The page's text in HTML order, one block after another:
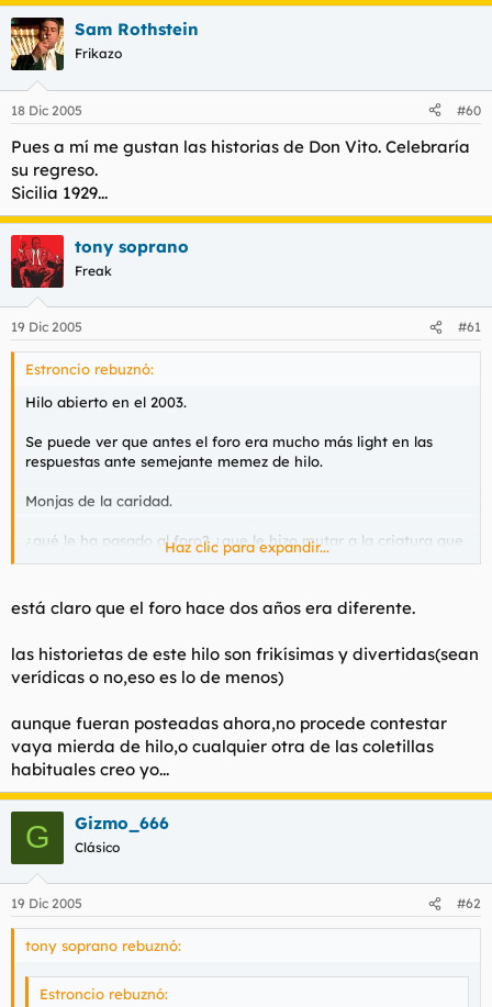
Sam Rothstein
Frikazo
18 Dic 2005 #60
Pues a mí me gustan las historias de Don Vito. Celebraría
su regreso.
Sicilia 1929...
tony soprano
Freak
19 Dic 2005 #61
Estroncio rebuznó:
Hilo abierto en el 2003.
Se puede ver que antes el foro era mucho más light en las
respuestas ante semejante memez de hilo.
Monjas de la caridad.
¿qué le ha pasado al foro? ¿que le hizo mutar a la criatura que
es ahora?
Haz clic para expandir...
está claro que el foro hace dos años era diferente.
las historietas de este hilo son frikísimas y divertidas(sean
verídicas o no,eso es lo de menos)
aunque fueran posteadas ahora,no procede contestar
vaya mierda de hilo,o cualquier otra de las coletillas
habituales creo yo...
G Gizmo_666
Clásico
19 Dic 2005 #62
tony soprano rebuznó:
Estroncio rebuznó: